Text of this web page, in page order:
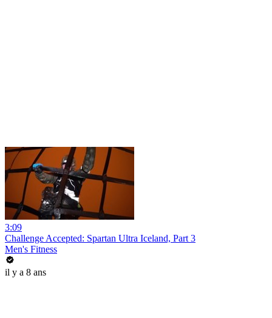
3:09
Challenge Accepted: Spartan Ultra Iceland, Part 3
Men's Fitness
il y a 8 ans